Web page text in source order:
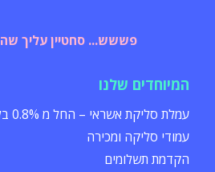
פששש... סחטיין עליך
המיוחדים שלנו
עמלת סליקת אשראי – החל מ 0.8% בלבד !
עמודי סליקה ומכירה
הקדמת תשלומים